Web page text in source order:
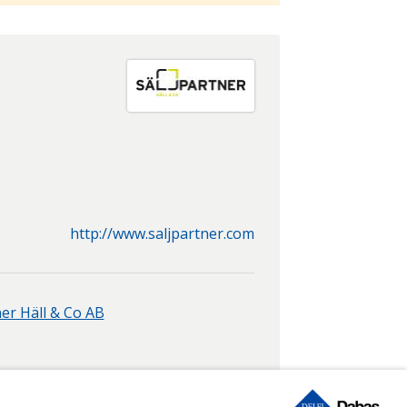
http://www.saljpartner.com
Häll & Co AB